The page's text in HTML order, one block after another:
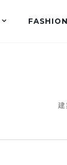
FASHION